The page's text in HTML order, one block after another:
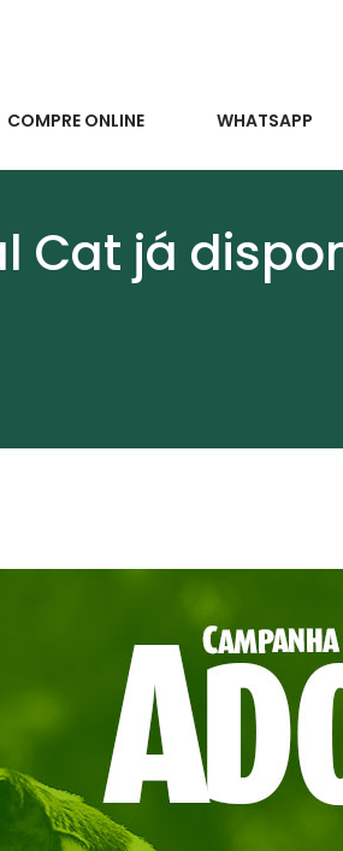
COMPRE ONLINE WHATSAPP
Cat já